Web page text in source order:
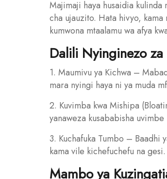
Majimaji haya husaidia
cha ujauzito. Hata hivyo,
kumwona mtaalamu wa afya
Dalili Nyinginezo
1. Maumivu ya Kichwa –
mara nyingi haya ni ya muda
2. Kuvimba kwa Mishipa
yanaweza kusababisha
3. Kuchafuka Tumbo – Baadhi
kama vile kichefuchefu na gesi.
Mambo ya